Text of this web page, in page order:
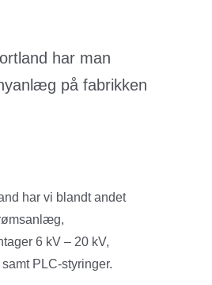
har man
på fabrikken
har vi blandt andet
6 kV – 20 kV,
PLC-styringer.